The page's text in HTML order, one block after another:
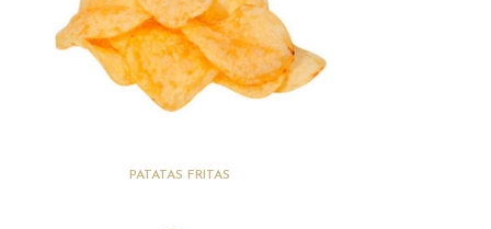
PATATAS FRITAS